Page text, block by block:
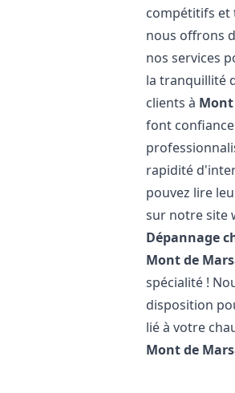
compétitifs et
nous offrons
nos services
la tranquillité
clients à
font
rapidité
pouvez lire
sur notre site
Dépannage
Mont de
spécialité !
disposition
lié à votre
Mont de